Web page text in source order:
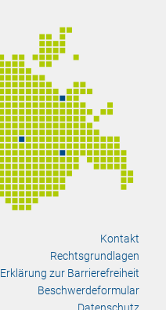
Kontakt
Rechtsgrundlagen
Erklärung zur Barrierefreiheit
Beschwerdeformular
Datenschutz